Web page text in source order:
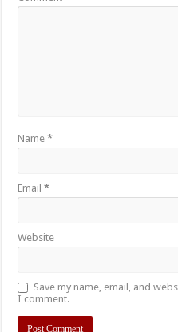
Name*
Email*
Website
Save my name, email, and
I comment.